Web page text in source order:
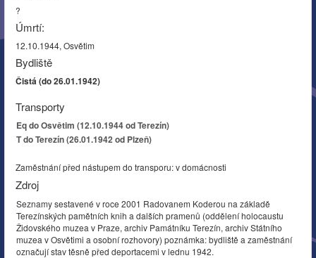
?
Úmrtí:
12.10.1944, Osvětim
Bydliště
Čistá (do 26.01.1942)
Transporty
Eq do Osvětim (12.10.1944 od Terezín)
T do Terezín (26.01.1942 od Plzeň)
Zaměstnání před nástupem do transporu: v domácnosti
Zdroj
Seznamy sestavené v roce 2001 Radovanem Koderou na základě
Terezínských pamětních knih a dalších pramenů (oddělení holocaustu
Židovského muzea v Praze, archiv Památníku Terezín, archiv Státního
muzea v Osvětimi a osobní rozhovory) poznámka: bydliště a zaměstnání
označují stav těsně před deportacemi v lednu 1942.